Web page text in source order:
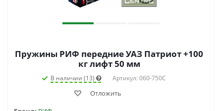
Пружины РИФ передние УАЗ Патриот +100
кг лифт 50 мм
В наличии (13) Артикул: 060-750C
Отложить